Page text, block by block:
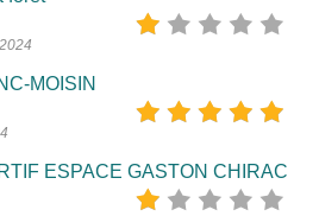
MOISIN
ESPACE GASTON CHIRAC